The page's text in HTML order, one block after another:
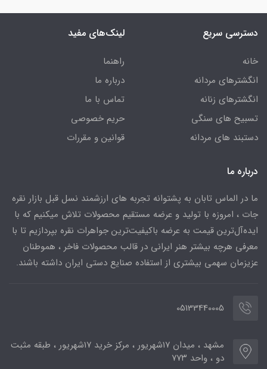
دسترسی سریع
خانه
انگشترهای مردانه
انگشترهای زنانه
تسبیح های سنگی
دستبند های مردانه
لینک‌های مفید
راهنما
درباره ما
تماس با ما
حریم خصوصی
قوانین و مقررات
درباره ما
ما در الماس تابان به پشتوانه تجربه های ارزشمند نسل قبل بازار نقره
جات ، امروزه با تولید و عرضه مستقیم محصولات تلاش میکنیم که با
ایده‌آل‌ترین قیمت به عرضه باکیفیت‌ترین جواهرات نقره بپردازیم تا با
معرفی هرچه بیشتر هنر ایرانی در قالب محصولات فاخر ، هموطنان
عزیزمان سهمی بیشتری از استفاده صنایع دستی ایران داشته باشند.
05133440005
مشهد ، میدان ۱۷شهریور ، مرکز خرید ۱۷شهریور ، طبقه مثبت
دو ، واحد ۷۷۳